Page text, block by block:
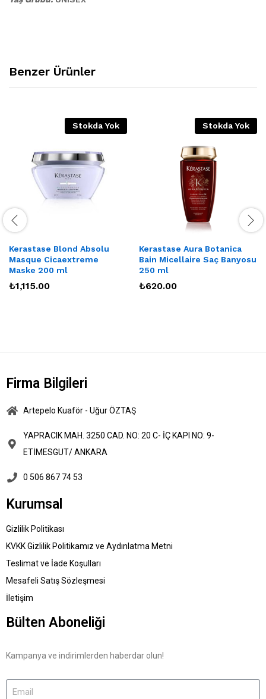
Benzer Ürünler
Stokda Yok
Kerastase Blond Absolu
Masque Cicaextreme
Maske 200 ml
₺1,115.00
Stokda Yok
Kerastase Aura Botanica
Bain Micellaire Saç Banyosu
250 ml
₺620.00
Firma Bilgileri
Artepelo Kuaför - Uğur ÖZTAŞ
YAPRACIK MAH. 3250 CAD. NO: 20 C- İÇ KAPI NO: 9-
ETİMESGUT/ ANKARA
0 506 867 74 53
Kurumsal
Gizlilik Politikası
KVKK Gizlilik Politikamız ve Aydınlatma Metni
Teslimat ve İade Koşulları
Mesafeli Satış Sözleşmesi
İletişim
Bülten Aboneliği
Kampanya ve indirimlerden haberdar olun!